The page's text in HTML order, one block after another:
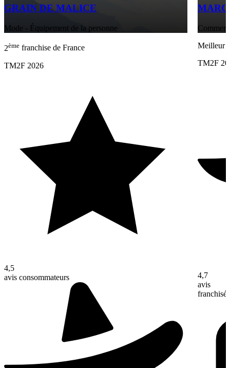
GRAIN DE MALICE
Mode - Équipement de la personne
2ème franchise de France
TM2F 2026
4,5
avis consommateurs
Meilleur
TM2F
4,7
avis
franchisé